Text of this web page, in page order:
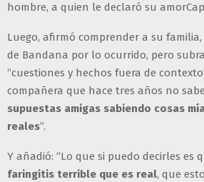
hombre, a quien le declaró su
Luego, afirmó comprender a su
de Bandana por lo ocurrido, pero
“cuestiones y hechos fuera de
compañera que hace tres años no
supuestas amigas sabiendo cosas
reales”.
Y añadió: “Lo que si puedo decirles es
faringitis terrible que es real, que